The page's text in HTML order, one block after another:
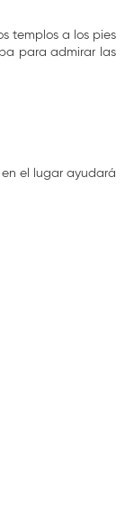
templos a los pies
para admirar las
el lugar ayudará